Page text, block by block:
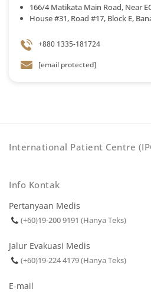
166/4 Matikata Main Road, Near
House #31, Road #17, Block E,
+880 1335-181724
[email protected]
International Patient Centre
Info Kontak
Pertanyaan Medis
(+60)19-200 9191 (Hanya Teks)
Jalur Evakuasi Medis
(+60)19-224 4179 (Hanya Teks)
E-mail